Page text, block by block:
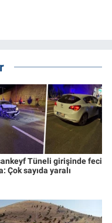
Tüneli girişinde feci
Çok sayıda yaralı